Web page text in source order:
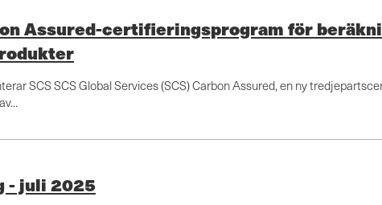
Assured-certifieringsprogram för
SCS SCS Global Services (SCS) Carbon Assured, en ny
- juli 2025